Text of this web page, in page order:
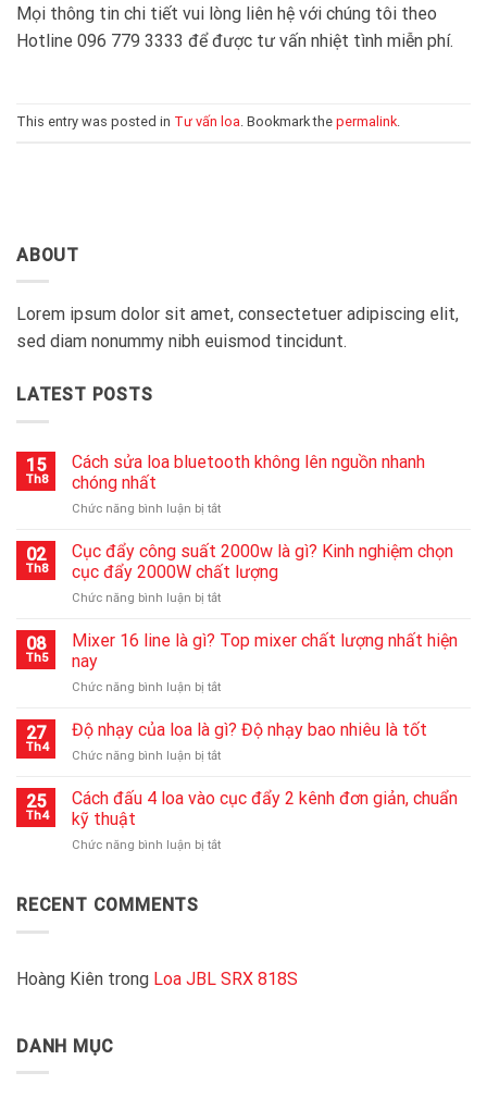
Mọi thông tin chi tiết vui lòng liên hệ với chúng tôi theo
Hotline 096 779 3333 để được tư vấn nhiệt tình miễn phí.
This entry was posted in Tư vấn loa. Bookmark the permalink.
ABOUT
Lorem ipsum dolor sit amet, consectetuer adipiscing elit,
sed diam nonummy nibh euismod tincidunt.
LATEST POSTS
15
Th8
Cách sửa loa bluetooth không lên nguồn nhanh
chóng nhất
Chức năng bình luận bị tắtở
sửa
loa
bluetooth
không
nguồn
nhất
02
Th8
Cục đẩy công suất 2000w là gì? Kinh nghiệm chọn
cục đẩy 2000W chất lượng
Chức năng bình luận bị tắtở
đẩy
công
2000w
gì?
nghiệm
cục
08
Th5
Mixer 16 line là gì? Top mixer chất lượng nhất hiện
nay
Chức năng bình luận bị tắtở
16
line
là
Top
lượng
27
Th4
Độ nhạy của loa là gì? Độ nhạy bao nhiêu là tốt
Chức năng bình luận bị tắtở
nhạy
của
là
tốt
25
Th4
Cách đấu 4 loa vào cục đẩy 2 kênh đơn giản, chuẩn
kỹ thuật
Chức năng bình luận bị tắtở
đẩy
RECENT COMMENTS
Hoàng Kiên trong Loa JBL SRX 818S
DANH MỤC